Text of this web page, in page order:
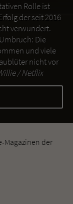
Rolle ist
der seit 2016
verwundert.
Die
und viele
nicht vor
/ Netflix
Magazinen der